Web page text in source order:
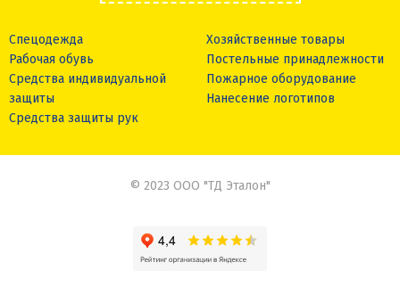
Спецодежда
Рабочая обувь
Средства индивидуальной
защиты
Средства защиты рук
Хозяйственные товары
Постельные принадлежности
Пожарное оборудование
Нанесение логотипов
© 2023 ООО "ТД Эталон"